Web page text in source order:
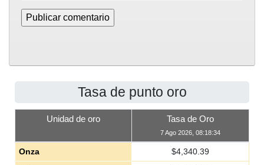
Tasa de punto oro
Unidad de oro Tasa de Oro
7 Ago 2026, 08:18:34
Onza $4,340.39